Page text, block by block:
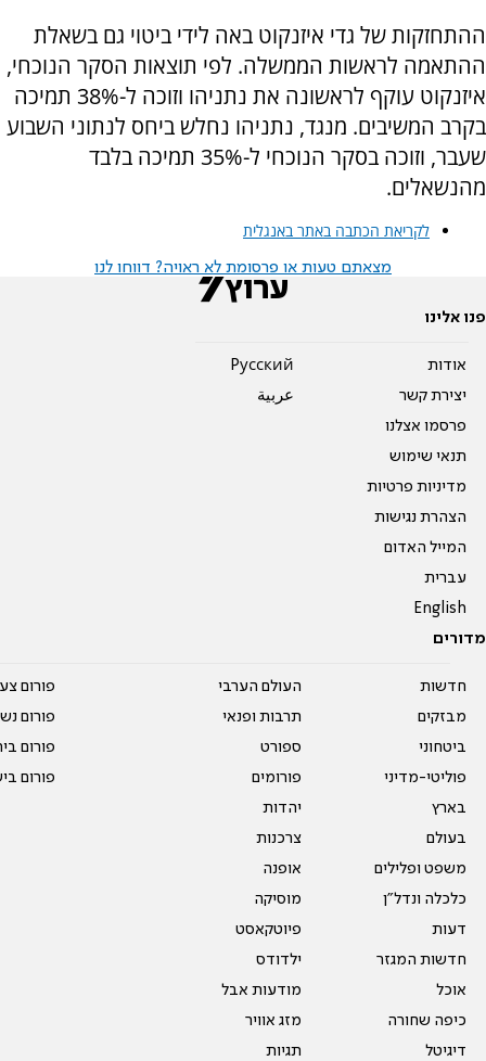
ההתחזקות של גדי איזנקוט באה לידי ביטוי גם בשאלת
ההתאמה לראשות הממשלה. לפי תוצאות הסקר הנוכחי,
איזנקוט עוקף לראשונה את נתניהו וזוכה ל-38% תמיכה
בקרב המשיבים. מנגד, נתניהו נחלש ביחס לנתוני השבוע
שעבר, וזוכה בסקר הנוכחי ל-35% תמיכה בלבד
מהנשאלים.
לקריאת הכתבה באתר באנגלית
מצאתם טעות או פרסומת לא ראויה? דווחו לנו
פנו אלינו
אודות
יצירת קשר
פרסמו אצלנו
תנאי שימוש
מדיניות פרטיות
הצהרת נגישות
המייל האדום
עברית
English
Pусский
عربية
מדורים
חדשות
מבזקים
ביטחוני
פוליטי-מדיני
בארץ
בעולם
משפט ופלילים
כלכלה ונדל"ן
דעות
חדשות המגזר
אוכל
כיפה שחורה
דיגיטל
העולם הערבי
תרבות ופנאי
ספורט
פורומים
יהדות
צרכנות
אופנה
מוסיקה
פיוטקאסט
ילדודס
מודעות אבל
מזג אוויר
תגיות
פורום
פורום
פורום
פורום